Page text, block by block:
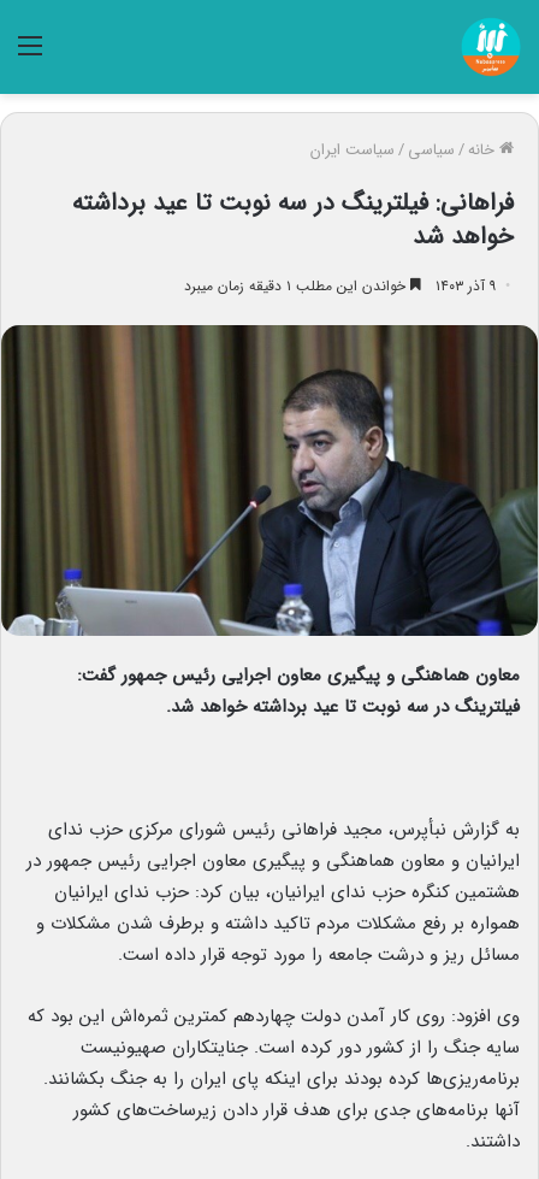
خانه/سیاسی/سیاست ایران
فراهانی: فیلترینگ در سه نوبت تا عید برداشته
خواهد شد
۹ آذر ۱۴۰۳ خواندن این مطلب ۱ دقیقه زمان میبرد
معاون هماهنگی و پیگیری معاون اجرایی رئیس جمهور گفت:
فیلترینگ در سه نوبت تا عید برداشته خواهد شد.
به گزارش نبأپرس، مجید فراهانی رئیس شورای مرکزی حزب ندای
ایرانیان و معاون هماهنگی و پیگیری معاون اجرایی رئیس جمهور در
هشتمین کنگره حزب ندای ایرانیان، بیان کرد: حزب ندای ایرانیان
همواره بر رفع مشکلات مردم تاکید داشته و برطرف شدن مشکلات و
مسائل ریز و درشت جامعه را مورد توجه قرار داده است.
وی افزود: روی کار آمدن دولت چهاردهم کمترین ثمره‌اش این بود که
سایه جنگ را از کشور دور کرده است. جنایتکاران صهیونیست
برنامه‌ریزی‌ها کرده بودند برای اینکه پای ایران را به جنگ بکشانند.
آنها برنامه‌های جدی برای هدف قرار دادن زیرساخت‌های کشور
داشتند.